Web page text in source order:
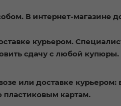
В интернет-магазине
курьером.
сдачу с любой
или доставке курьером:
картам.